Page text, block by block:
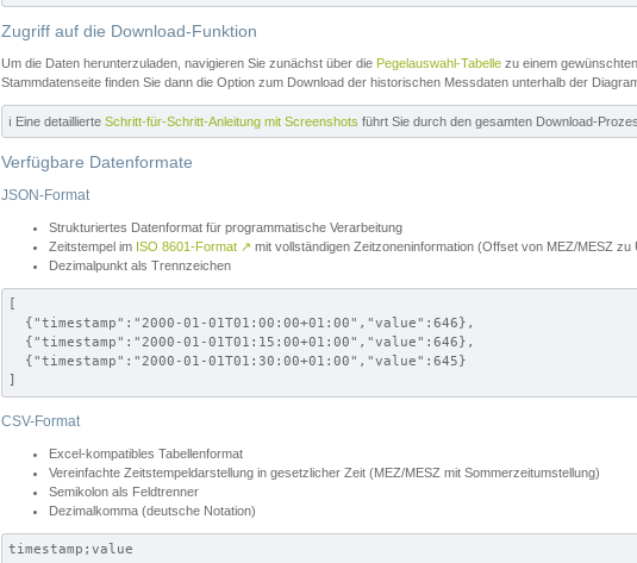
Zugriff auf die Download-Funktion
Um die Daten herunterzuladen, navigieren Sie zunächst über die Pegelauswahl-Tabelle zu einem
Stammdatenseite finden Sie dann die Option zum Download der historischen Messdaten unterhalb der
ℹ️ Eine detaillierte Schritt-für-Schritt-Anleitung mit Screenshots führt Sie durch den gesamten Download-
Verfügbare Datenformate
JSON-Format
Strukturiertes Datenformat für programmatische Verarbeitung
Zeitstempel im ISO 8601-Format ↗ mit vollständigen Zeitzoneninformation (Offset von MEZ/MESZ zu
Dezimalpunkt als Trennzeichen
[
  {"timestamp":"2000-01-01T01:00:00+01:00","value":646},
  {"timestamp":"2000-01-01T01:15:00+01:00","value":646},
  {"timestamp":"2000-01-01T01:30:00+01:00","value":645}
]
CSV-Format
Excel-kompatibles Tabellenformat
Vereinfachte Zeitstempeldarstellung in gesetzlicher Zeit (MEZ/MESZ mit Sommerzeitumstellung)
Semikolon als Feldtrenner
Dezimalkomma (deutsche Notation)
timestamp;value